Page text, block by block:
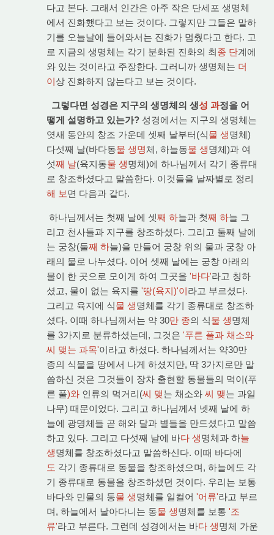
다고 본다. 그래서 인간은 아주 작은 단세포 생명체
에서 진화했다고 보는 것이다. 그렇지만 그들은 말하
기를 오늘날에 들어와서는 진화가 멈췄다고 한다. 고
로 지금의 생명체는 각기 분화된 진화의 최종 단계에
와 있는 것이라고 주장한다. 그러니까 생명체는 더
이상 진화하지 않는다고 보는 것이다.
그렇다면 성경은 지구의 생명체의 생성 과정을 어
떻게 설명하고 있는가? 성경에서는 지구의 생명체는
엿새 동안의 창조 가운데 셋째 날부터(식물 생명체)
다섯째 날(바다동물 생명체, 하늘동물 생명체)과 여
섯째 날(육지동물 생명체)에 하나님께서 각기 종류대
로 창조하셨다고 말씀한다. 이것들을 날짜별로 정리
해 보면 다음과 같다.
하나님께서는 첫째 날에 셋째 하늘과 첫째 하늘 그
리고 천사들과 지구를 창조하셨다. 그리고 둘째 날에
는 궁창(둘째 하늘)을 만들어 궁창 위의 물과 궁창 아
래의 물로 나누셨다. 이어 셋째 날에는 궁창 아래의
물이 한 곳으로 모이게 하여 그곳을 '바다'라고 칭하
셨고, 물이 없는 육지를 '땅(육지)'이라고 부르셨다.
그리고 육지에 식물 생명체를 각기 종류대로 창조하
셨다. 이때 하나님께서는 약 30만 종의 식물 생명체
를 3가지로 분류하셨는데, 그것은 '푸른 풀과 채소와
씨 맺는 과목'이라고 하셨다. 하나님께서는 약30만
종의 식물을 땅에서 나게 하셨지만, 딱 3가지로만 말
씀하신 것은 그것들이 장차 출현할 동물들의 먹이(푸
른 풀)와 인류의 먹거리(씨 맺는 채소와 씨 맺는 과일
나무) 때문이었다. 그리고 하나님께서 넷째 날에 하
늘에 광명체들 곧 해와 달과 별들을 만드셨다고 말씀
하고 있다. 그리고 다섯째 날에 바다 생명체과 하늘
생명체를 창조하셨다고 말씀하신다. 이때 바다에
도 각기 종류대로 동물을 창조하셨으며, 하늘에도 각
기 종류대로 동물을 창조하셨던 것이다. 우리는 보통
바다와 민물의 동물 생명체를 일컬어 '어류'라고 부르
며, 하늘에서 날아다니는 동물 생명체를 보통 '조
류'라고 부른다. 그런데 성경에서는 바다 생명체 가운